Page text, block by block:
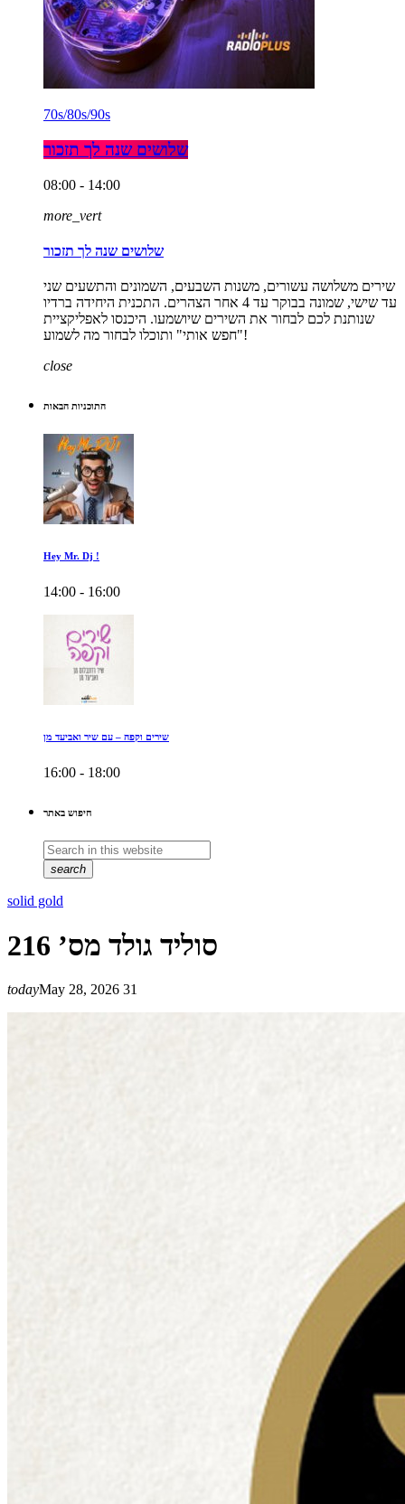
70s/80s/90s
שלושים שנה לך תזכור
08:00 - 14:00
more_vert
שלושים שנה לך תזכור
שירים משלושה עשורים, משנות השבעים, השמונים והתשעים שני
עד שישי, שמונה בבוקר עד 4 אחר הצהרים. התכנית היחידה ברדיו
שנותנת לכם לבחור את השירים שיושמעו. היכנסו לאפליקציית
"חפש אותי" ותוכלו לבחור מה לשמוע!
close
התוכניות הבאות
Hey Mr. Dj !
14:00 - 16:00
שירים וקפה – עם שיר ואביעד מן
16:00 - 18:00
חיפוש באתר
search
solid gold
סוליד גולד מס’ 216
todayMay 28, 2026 31